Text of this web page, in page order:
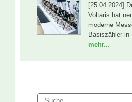
[25.04.2024]
Voltaris hat
moderne
Basiszähler in
mehr...
Suche